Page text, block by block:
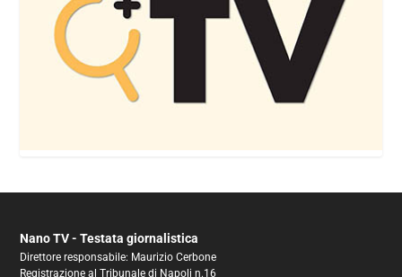
Nano TV - Testata giornalistica
Direttore responsabile: Maurizio Cerbone
Registrazione al Tribunale di Napoli n.16